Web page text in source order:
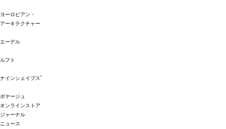
ヨーロピアン・
アーキテクチャー
エーデル
ルフト
ナインシェイプス®
ボヤージュ
オンラインストア
ジャーナル
ニュース